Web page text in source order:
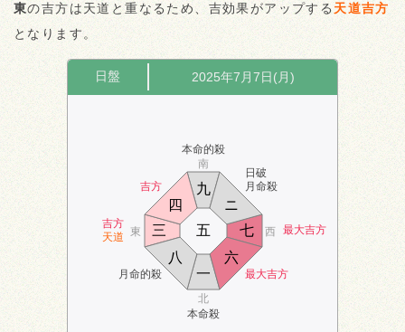
東の吉方は天道と重なるため、吉効果がアップする天道吉方
となります。
日盤 2025年7月7日(月)
吉方
本命的殺
日破
月命殺
吉方
天道
最大吉方
月命的殺
本命殺
最大吉方
南
北
東 西
一
ニ
三
四
五
六
七
八
九